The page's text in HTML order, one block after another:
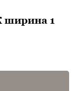
ширина 1